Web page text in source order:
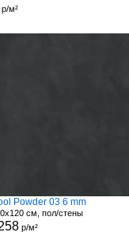
м²
Powder 03 6 mm
см, пол/стены
р/м²